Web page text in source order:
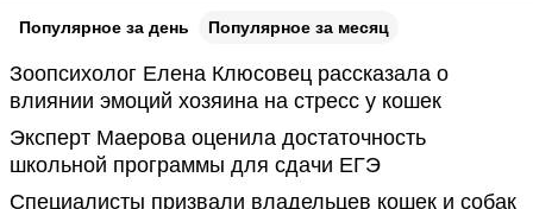
Популярное за день Популярное за месяц
Зоопсихолог Елена Клюсовец рассказала о
влиянии эмоций хозяина на стресс у кошек
Эксперт Маерова оценила достаточность
школьной программы для сдачи ЕГЭ
Специалисты призвали владельцев кошек и собак